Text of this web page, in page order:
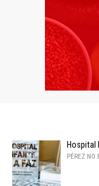
Hospital
PÉREZ NO